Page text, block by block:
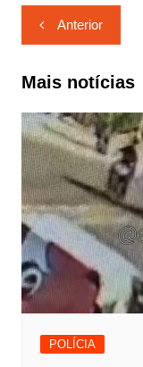
Navegação
de
Post
Anterior
Mais notícias
POLÍCIA